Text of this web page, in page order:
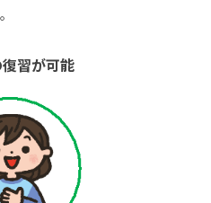
習が可能